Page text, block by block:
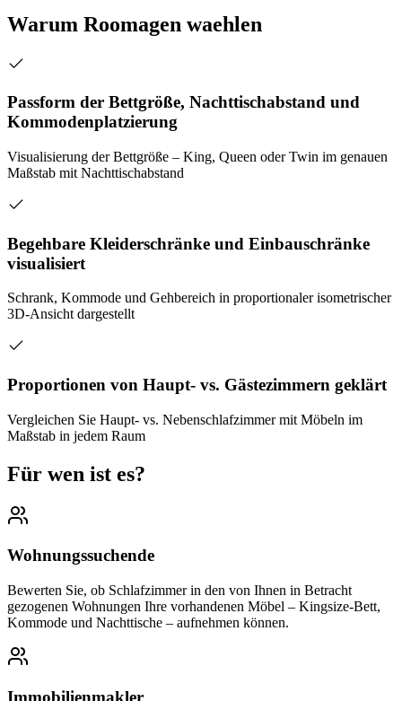
Warum Roomagen waehlen
Passform der Bettgröße, Nachttischabstand und
Kommodenplatzierung
Visualisierung der Bettgröße – King, Queen oder Twin im genauen
Maßstab mit Nachttischabstand
Begehbare Kleiderschränke und Einbauschränke
visualisiert
Schrank, Kommode und Gehbereich in proportionaler isometrischer
3D-Ansicht dargestellt
Proportionen von Haupt- vs. Gästezimmern geklärt
Vergleichen Sie Haupt- vs. Nebenschlafzimmer mit Möbeln im
Maßstab in jedem Raum
Für wen ist es?
Wohnungssuchende
Bewerten Sie, ob Schlafzimmer in den von Ihnen in Betracht
gezogenen Wohnungen Ihre vorhandenen Möbel – Kingsize-Bett,
Kommode und Nachttische – aufnehmen können.
Immobilienmakler